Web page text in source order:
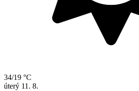
34/19 °C
úterý 11. 8.